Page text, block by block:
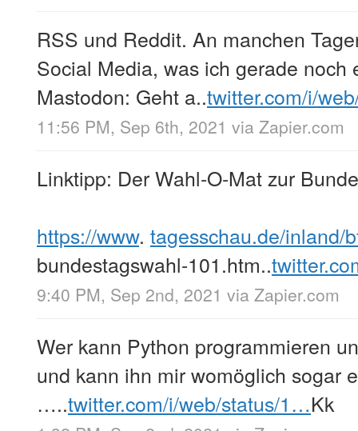
RSS und Reddit. An manchen
Social Media, was ich gerade noch
Mastodon: Geht a..twitter.com/i/
11:56 PM, Sep 6th, 2021 via Zapier.com
Linktipp: Der Wahl-O-Mat zur
https://www. tagesschau.de/
bundestagswahl-101.htm..
9:40 PM, Sep 2nd, 2021 via Zapier.com
Wer kann Python programmieren
und kann ihn mir womöglich sogar
…..twitter.com/i/web/status/1…Kk